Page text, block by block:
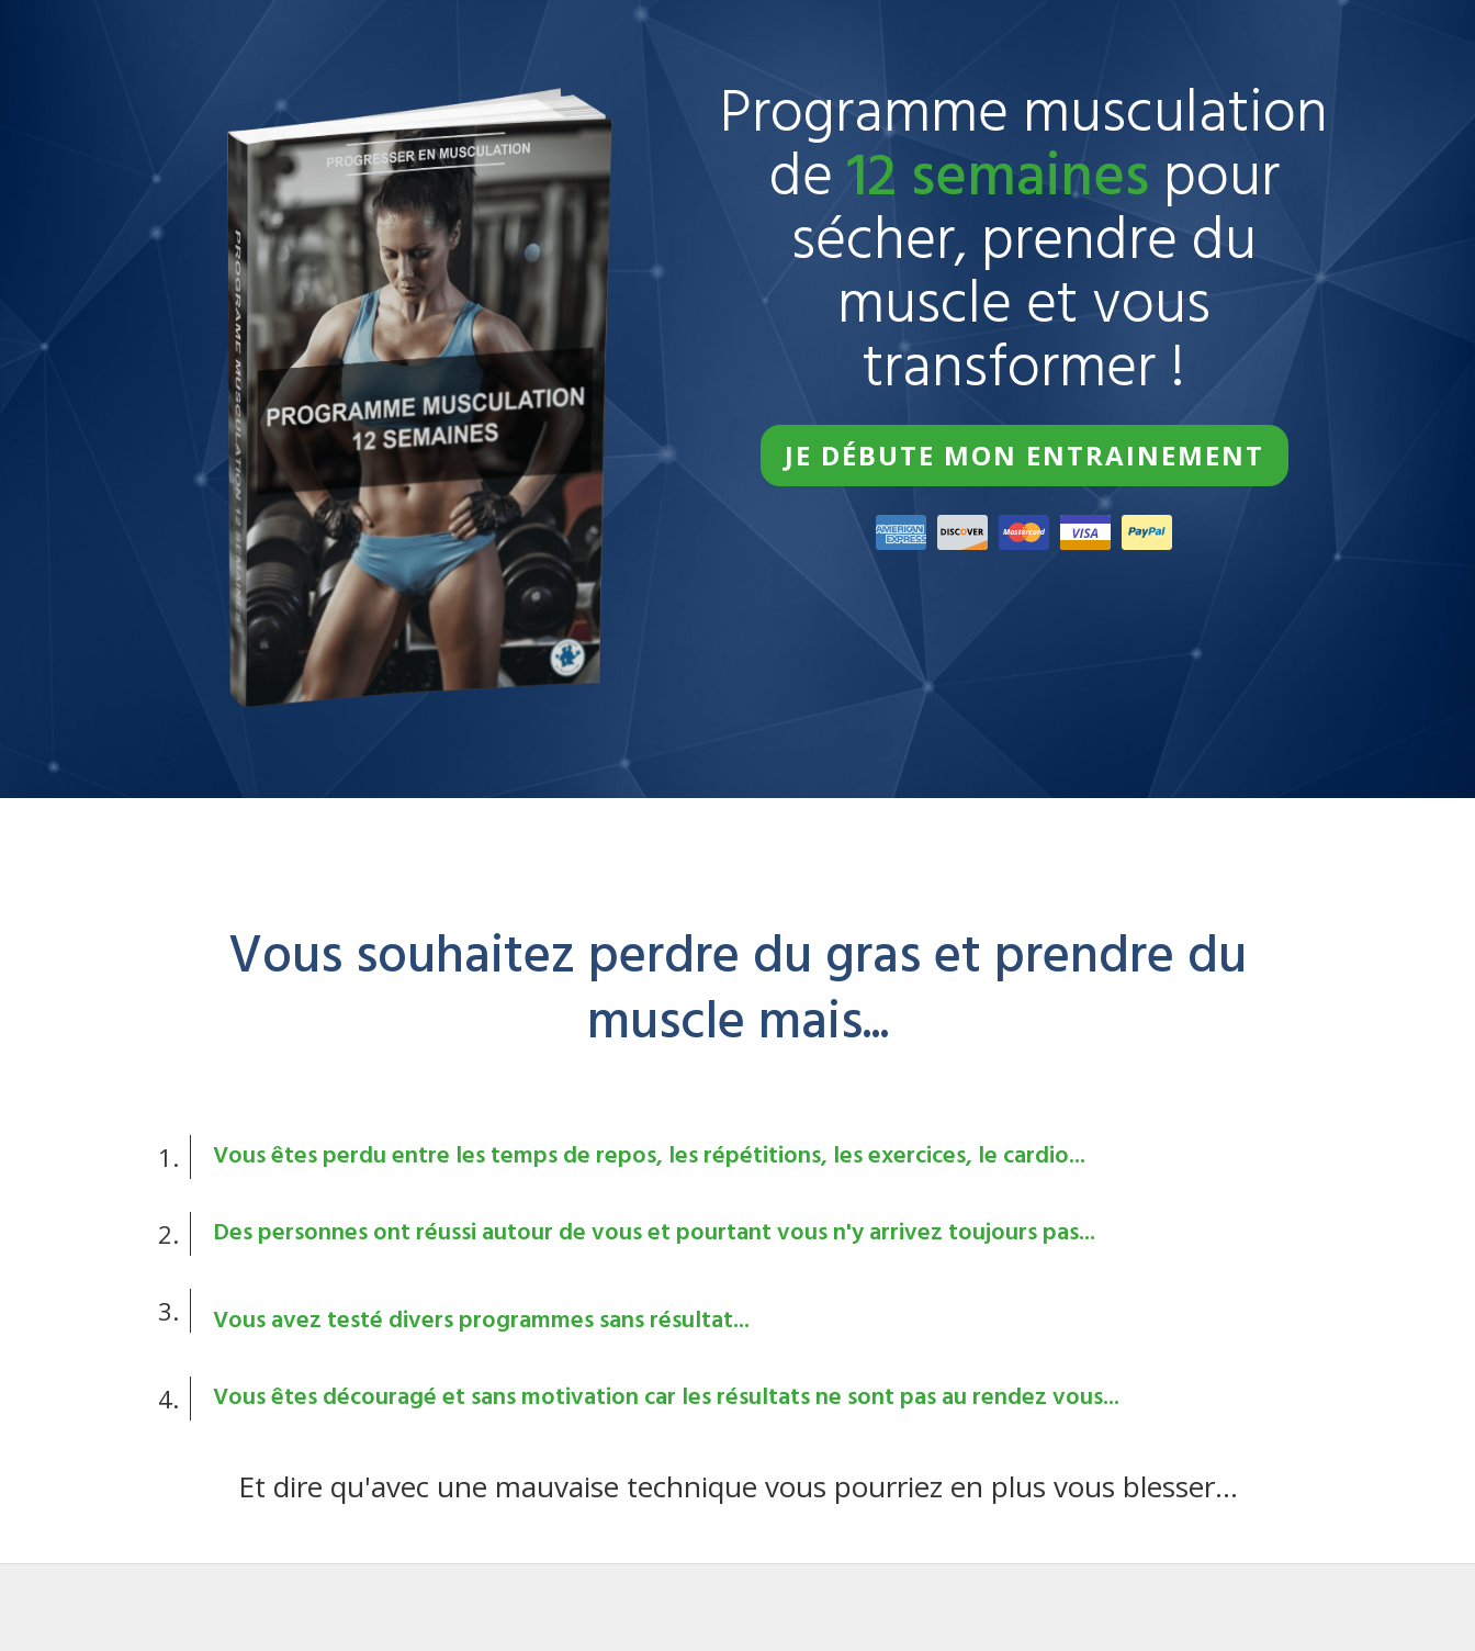
Programme musculation
de12 semaines pour
sécher, prendre du
muscle et vous
transformer !
JE DÉBUTE MON ENTRAINEMENT
Vous souhaitez perdre du gras et prendre du
muscle mais...
1. Vous êtes perdu entre les temps de repos, les répétitions, les exercices, le cardio...
2. Des personnes ont réussi autour de vous et pourtant vous n'y arrivez toujours pas...
3. Vous avez testé divers programmes sans résultat...
4. Vous êtes découragé et sans motivation car les résultats ne sont pas au rendez vous...
Et dire qu'avec une mauvaise technique vous pourriez en plus vous blesser...